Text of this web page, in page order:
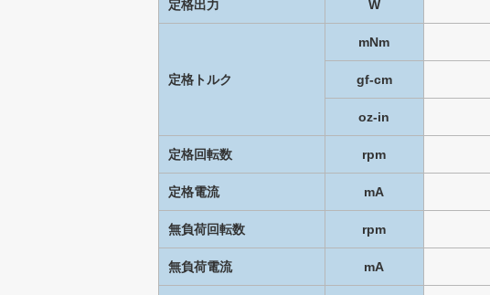
定格出力 W
定格トルク
mNm
gf-cm
oz-in
定格回転数 rpm
定格電流 mA
無負荷回転数 rpm
無負荷電流 mA